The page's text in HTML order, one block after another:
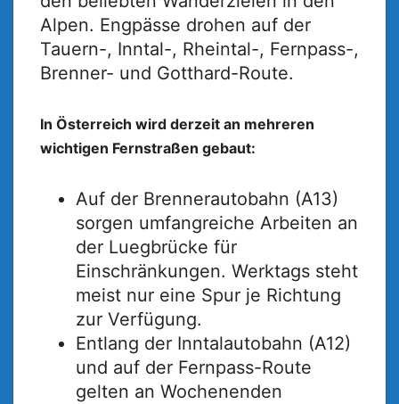
Alpen. Engpässe drohen auf der
Tauern-, Inntal-, Rheintal-, Fernpass-,
Brenner- und Gotthard-Route.
In Österreich wird derzeit an mehreren
wichtigen Fernstraßen gebaut:
Auf der Brennerautobahn (A13)
sorgen umfangreiche Arbeiten an
der Luegbrücke für
Einschränkungen. Werktags steht
meist nur eine Spur je Richtung
zur Verfügung.
Entlang der Inntalautobahn (A12)
und auf der Fernpass-Route
gelten an Wochenenden